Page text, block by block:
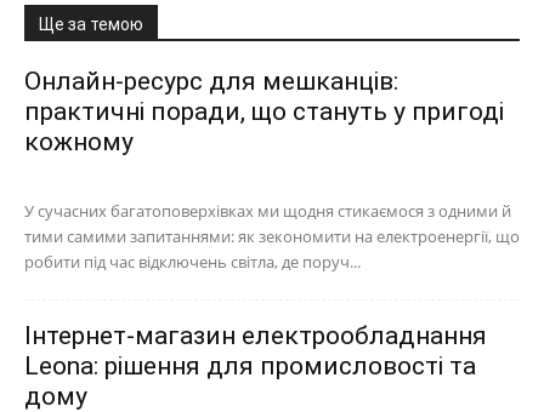
Ще за темою
Онлайн-ресурс для мешканців:
практичні поради, що стануть у пригоді
кожному
У сучасних багатоповерхівках ми щодня стикаємося з одними й
тими самими запитаннями: як зекономити на електроенергії, що
робити під час відключень світла, де поруч...
Інтернет-магазин електрообладнання
Leona: рішення для промисловості та
дому